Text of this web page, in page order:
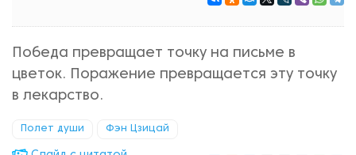
Победа превращает точку на письме в
цветок. Поражение превращается эту точку
в лекарство.
Полет души Фэн Цзицай